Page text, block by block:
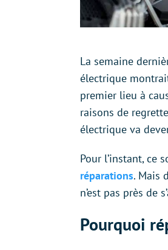
La semaine
électrique
premier lieu à
raisons de
électrique va
Pour l’instant, ce
réparations. Mais
n’est pas près de
Pourquoi